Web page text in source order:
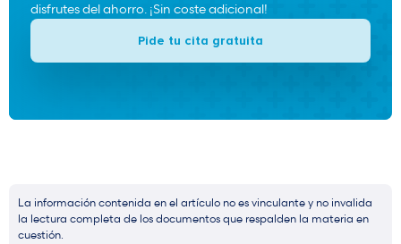
disfrutes del ahorro. ¡Sin coste adicional!
Pide tu cita gratuita
La información contenida en el artículo no es vinculante y no invalida
la lectura completa de los documentos que respalden la materia en
cuestión.